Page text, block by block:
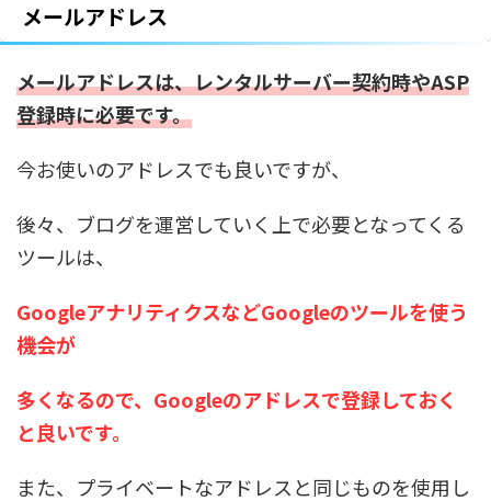
メールアドレス
メールアドレスは、レンタルサーバー契約時やASP
登録時に必要です。
今お使いのアドレスでも良いですが、
後々、ブログを運営していく上で必要となってくる
ツールは、
GoogleアナリティクスなどGoogleのツールを使う
機会が
多くなるので、Googleのアドレスで登録しておく
と良いです。
また、プライベートなアドレスと同じものを使用し